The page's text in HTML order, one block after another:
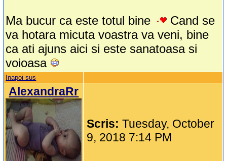
Ma bucur ca este totul bine
Cand se
va hotara micuta voastra va veni, bine
ca ati ajuns aici si este sanatoasa si
voioasa
Inapoi sus
AlexandraRr
Scris:Tuesday, October
9, 2018 7:14 PM